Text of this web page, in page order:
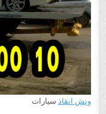
ونش انقاذ سيارات